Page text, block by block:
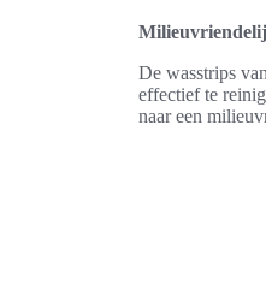
De wasstrips
effectief te
naar een